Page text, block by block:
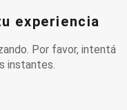
experiencia
Por favor, intentá
instantes.